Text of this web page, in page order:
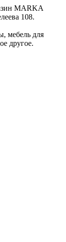
MARKA
108.
мебель для
другое.